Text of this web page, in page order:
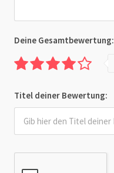
Deine Gesamtbewertung:
Titel deiner Bewertung: